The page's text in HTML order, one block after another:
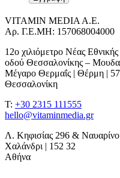
VITAMIN MEDIA A.E.
Αρ. Γ.Ε.ΜΗ: 157068004000
12ο χιλιόμετρο Νέας Εθνικής
οδού Θεσσαλονίκης –
Μέγαρο Θερμαΐς | Θέρμη |
Θεσσαλονίκη
T: +30 2315 111555
hello@vitaminmedia.gr
Λ. Κηφισίας 296 &
Χαλάνδρι | 152 32
Αθήνα